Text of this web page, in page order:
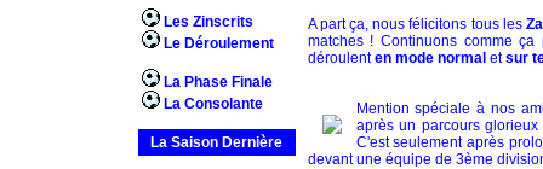
Les Zinscrits
Le Déroulement
La Phase Finale
La Consolante
La Saison Dernière
A part ça, nous félicitons tous les
matches ! Continuons comme
déroulenten mode normal etsur
Mention spéciale à nos
après un parcours glorieux
C'est seulement après
devant une équipe de 3ème